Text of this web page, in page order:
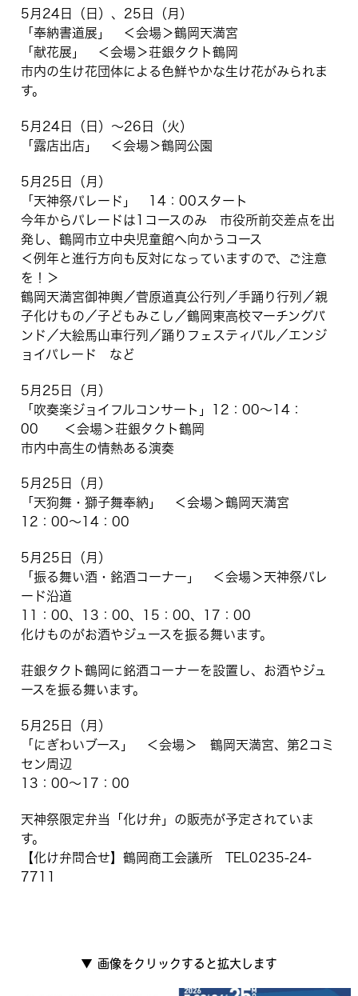
5月24日（日）、25日（月）
「奉納書道展」 ＜会場＞鶴岡天満宮
「献花展」 ＜会場＞荘銀タクト鶴岡
市内の生け花団体による色鮮やかな生け花がみられま
す。
5月24日（日）～26日（火）
「露店出店」 ＜会場＞鶴岡公園
5月25日（月）
「天神祭パレード」 14：00スタート
今年からパレードは1コースのみ 市役所前交差点を出
発し、鶴岡市立中央児童館へ向かうコース
＜例年と進行方向も反対になっていますので、ご注意
を！＞
鶴岡天満宮御神輿／菅原道真公行列／手踊り行列／親
子化けもの／子どもみこし／鶴岡東高校マーチングバ
ンド／大絵馬山車行列／踊りフェスティバル／エンジ
ョイパレード など
5月25日（月）
「吹奏楽ジョイフルコンサート」12：00～14：
00 ＜会場＞荘銀タクト鶴岡
市内中高生の情熱ある演奏
5月25日（月）
「天狗舞・獅子舞奉納」 ＜会場＞鶴岡天満宮
12：00～14：00
5月25日（月）
「振る舞い酒・銘酒コーナー」 ＜会場＞天神祭パレ
ード沿道
11：00、13：00、15：00、17：00
化けものがお酒やジュースを振る舞います。
荘銀タクト鶴岡に銘酒コーナーを設置し、お酒やジュ
ースを振る舞います。
5月25日（月）
「にぎわいブース」 ＜会場＞ 鶴岡天満宮、第2コミ
セン周辺
13：00～17：00
天神祭限定弁当「化け弁」の販売が予定されていま
す。
【化け弁問合せ】鶴岡商工会議所 TEL0235-24-
7711
▼ 画像をクリックすると拡大します